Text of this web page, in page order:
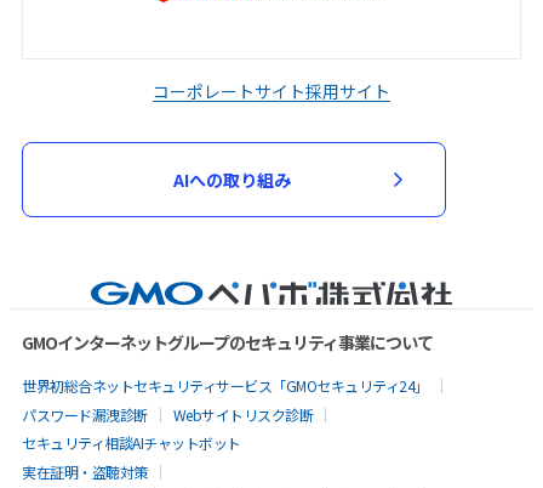
コーポレートサイト採用サイト
AIへの取り組み
GMOインターネットグループのセキュリティ事業について
世界初総合ネットセキュリティサービス「GMOセキュリティ24」
パスワード漏洩診断
Webサイトリスク診断
セキュリティ相談AIチャットボット
実在証明・盗聴対策